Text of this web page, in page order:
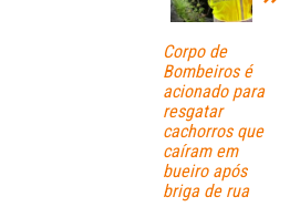
Corpo de
Bombeiros é
acionado para
resgatar
cachorros que
caíram em
bueiro após
briga de rua